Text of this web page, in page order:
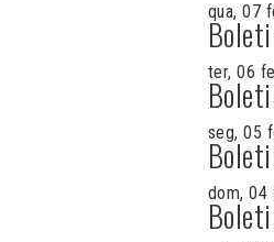
qua, 07
ter, 06
seg, 05
dom, 04